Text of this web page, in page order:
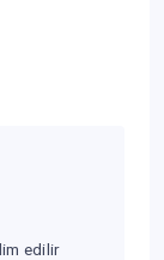
edilir